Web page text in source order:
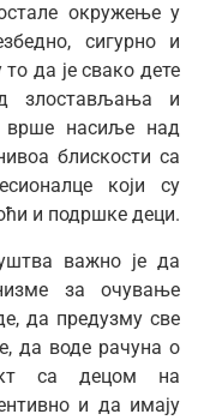
окружење у
сигурно и
да је свако дете
злостављања и
врше насиље над
блискости са
који су
и подршке деци.
важно је да
за очување
да предузму све
да воде рачуна о
са децом на
и да имају